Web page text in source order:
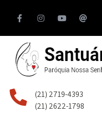
(21) 2719-4393
(21) 2622-1798